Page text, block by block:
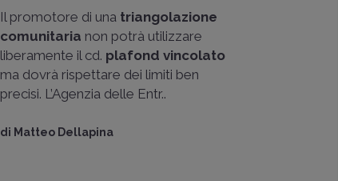
Il promotore di una triangolazione
comunitaria non potrà utilizzare
liberamente il cd. plafond vincolato
ma dovrà rispettare dei limiti ben
precisi. L’Agenzia delle Entr..
di Matteo Dellapina